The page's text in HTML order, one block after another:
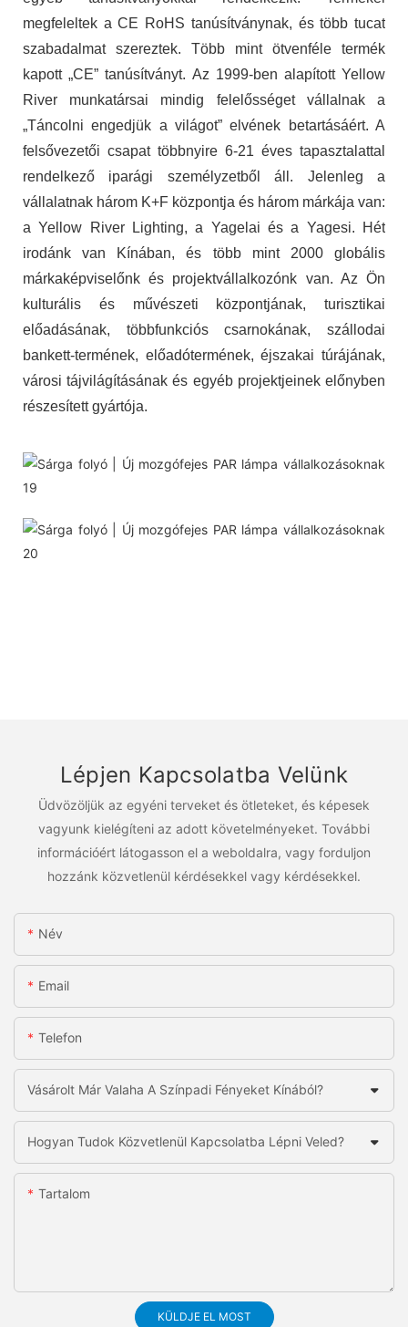
megfeleltek a CE RoHS tanúsítványnak, és több tucat
szabadalmat szereztek. Több mint ötvenféle termék
kapott „CE” tanúsítványt. Az 1999-ben alapított Yellow
River munkatársai mindig felelősséget vállalnak a
„Táncolni engedjük a világot” elvének betartásáért. A
felsővezetői csapat többnyire 6-21 éves tapasztalattal
rendelkező iparági személyzetből áll. Jelenleg a
vállalatnak három K+F központja és három márkája van:
a Yellow River Lighting, a Yagelai és a Yagesi. Hét
irodánk van Kínában, és több mint 2000 globális
márkaképviselőnk és projektvállalkozónk van. Az Ön
kulturális és művészeti központjának, turisztikai
előadásának, többfunkciós csarnokának, szállodai
bankett-termének, előadótermének, éjszakai túrájának,
városi tájvilágításának és egyéb projektjeinek előnyben
részesített gyártója.
Lépjen Kapcsolatba Velünk
Üdvözöljük az egyéni terveket és ötleteket, és képesek
vagyunk kielégíteni az adott követelményeket. További
információért látogasson el a weboldalra, vagy forduljon
hozzánk közvetlenül kérdésekkel vagy kérdésekkel.
Név
Email
Telefon
Vásárolt Már Valaha A Színpadi Fényeket Kínából?
Hogyan Tudok Közvetlenül Kapcsolatba Lépni Veled?
Tartalom
KÜLDJE EL MOST